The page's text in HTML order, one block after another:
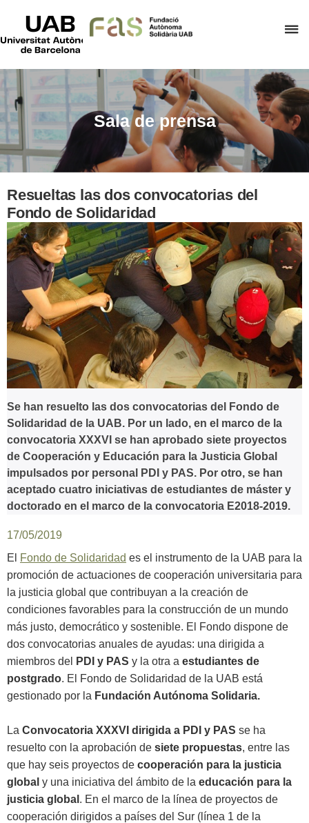
el
Sala de prensa
Resueltas las dos convocatorias del
Fondo de Solidaridad
Se han resuelto las dos convocatorias del Fondo de
Solidaridad de la UAB. Por un lado, en el marco de la
convocatoria XXXVI se han aprobado siete proyectos
de Cooperación y Educación para la Justicia Global
impulsados ​​por personal PDI y PAS. Por otro, se han
aceptado cuatro iniciativas de estudiantes de máster y
doctorado en el marco de la convocatoria E2018-2019.
17/05/2019
El
Fondo de Solidaridad es el instrumento de la UAB para la
promoción de actuaciones de cooperación universitaria para
la justicia global que contribuyan a la creación de
condiciones favorables para la construcción de un mundo
más justo, democrático y sostenible. El Fondo dispone de
dos convocatorias anuales de ayudas: una dirigida a
miembros del
PDI y PAS y la otra a estudiantes de
postgrado. El Fondo de Solidaridad de la UAB está
gestionado por la Fundación Autónoma Solidaria.
La Convocatoria XXXVI dirigida a PDI y PAS se ha
resuelto con la aprobación de siete propuestas, entre las
que hay seis proyectos de cooperación para la justicia
global y una iniciativa del ámbito de la educación para la
justicia global . En el marco de la línea de proyectos de
cooperación dirigidos a países del Sur (línea 1 de la